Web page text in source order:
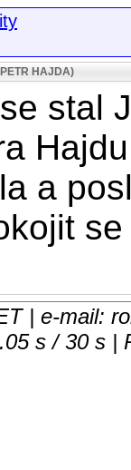
HAJDA)
stal
a
| e-mail:
s / 30 s |